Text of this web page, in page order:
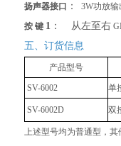
扬声器接口 ：
3W功放输
按 键 1 ： 从左至右
五、订货信息
产品型号
SV-6002 单
SV-6002D 双
上述型号均为普通型，其